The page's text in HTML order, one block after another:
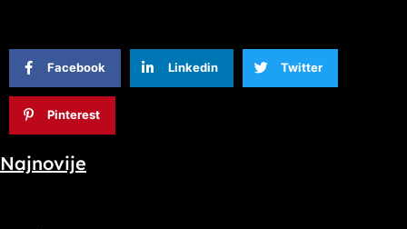
Facebook Linkedin Twitter
Pinterest
Najnovije